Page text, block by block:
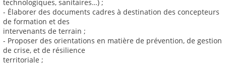
technologiques, sanitaires…) ;
- Élaborer des documents cadres à destination des concepteurs
de formation et des
intervenants de terrain ;
- Proposer des orientations en matière de prévention, de gestion
de crise, et de résilience
territoriale ;